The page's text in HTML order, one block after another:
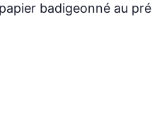
badigeonné au